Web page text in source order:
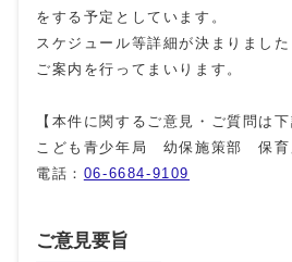
をする予定としています。
スケジュール等詳細が決まりまし
ご案内を行ってまいります。
【本件に関するご意見・ご質問は下
こども青少年局 幼保施策部 保育
電話： 06-6684‐9109
ご意見要旨